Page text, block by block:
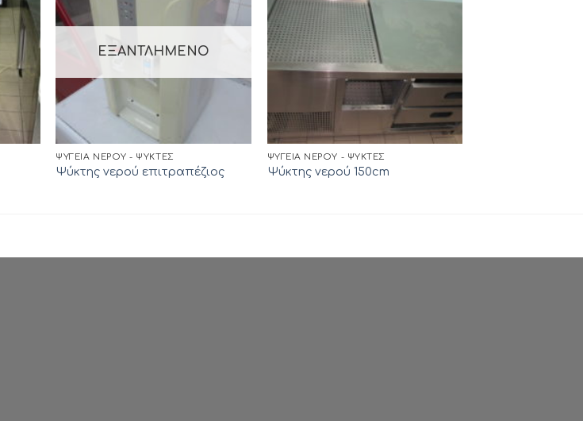
ΕΞΑΝΤΛΗΜΈΝΟ
ΨΥΓΕΊΑ ΝΕΡΟΎ - ΨΎΚΤΕΣ
Ψύκτης νερού επιτραπέζιος
ΨΥΓΕΊΑ ΝΕΡΟΎ - ΨΎΚΤΕΣ
Ψύκτης νερού 150cm